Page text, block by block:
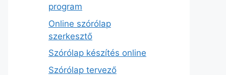
program
Online szórólap
szerkesztő
Szórólap készítés online
Szórólap tervező